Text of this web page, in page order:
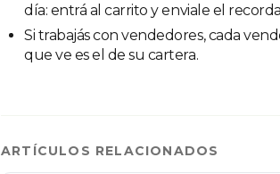
día: entrá al carrito y enviale el
Si trabajás con vendedores, cada
que ve es el de su cartera.
ARTÍCULOS RELACIONADOS